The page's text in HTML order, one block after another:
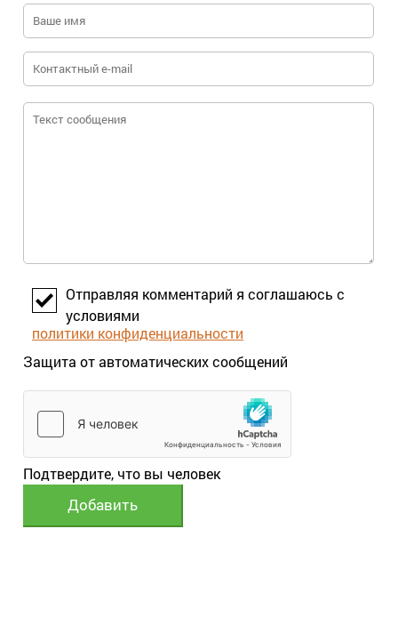
Отправляя комментарий я соглашаюсь с
условиями
политики конфиденциальности
Защита от автоматических сообщений
Подтвердите, что вы человек